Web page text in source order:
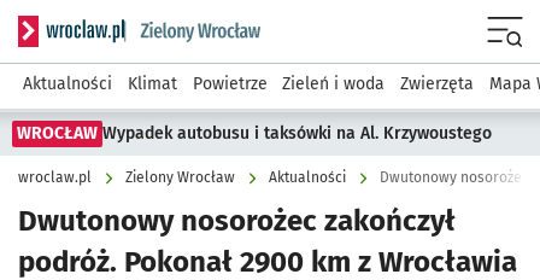
Serwis informacyjny wroclaw.pl podserwis: Środowisko we
Aktualności Klimat Powietrze Zieleń i woda Zwierzęta Mapa
WROCŁAW Wypadek autobusu i taksówki na Al. Krzywoustego
wroclaw.pl Zielony Wrocław Aktualności Dwutonowy nosorożec
Dwutonowy nosorożec zakończył
podróż. Pokonał 2900 km z Wrocławia